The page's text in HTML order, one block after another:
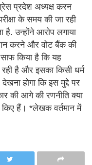
प्रदेश अध्यक्ष करन
के समय की जा रही
उन्होंने आरोप लगाया
करने और वोट बैंक की
किया है कि यह
है और इसका किसी धर्म
होगा कि इस मुद्दे पर
की आगे की रणनीति क्या
किए हैं। *लेखक वर्तमान में